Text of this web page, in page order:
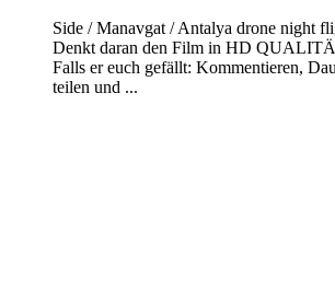
Side / Manavgat / Antalya drone night
Denkt daran den Film in HD
Falls er euch gefällt: Kommentieren,
teilen und ...